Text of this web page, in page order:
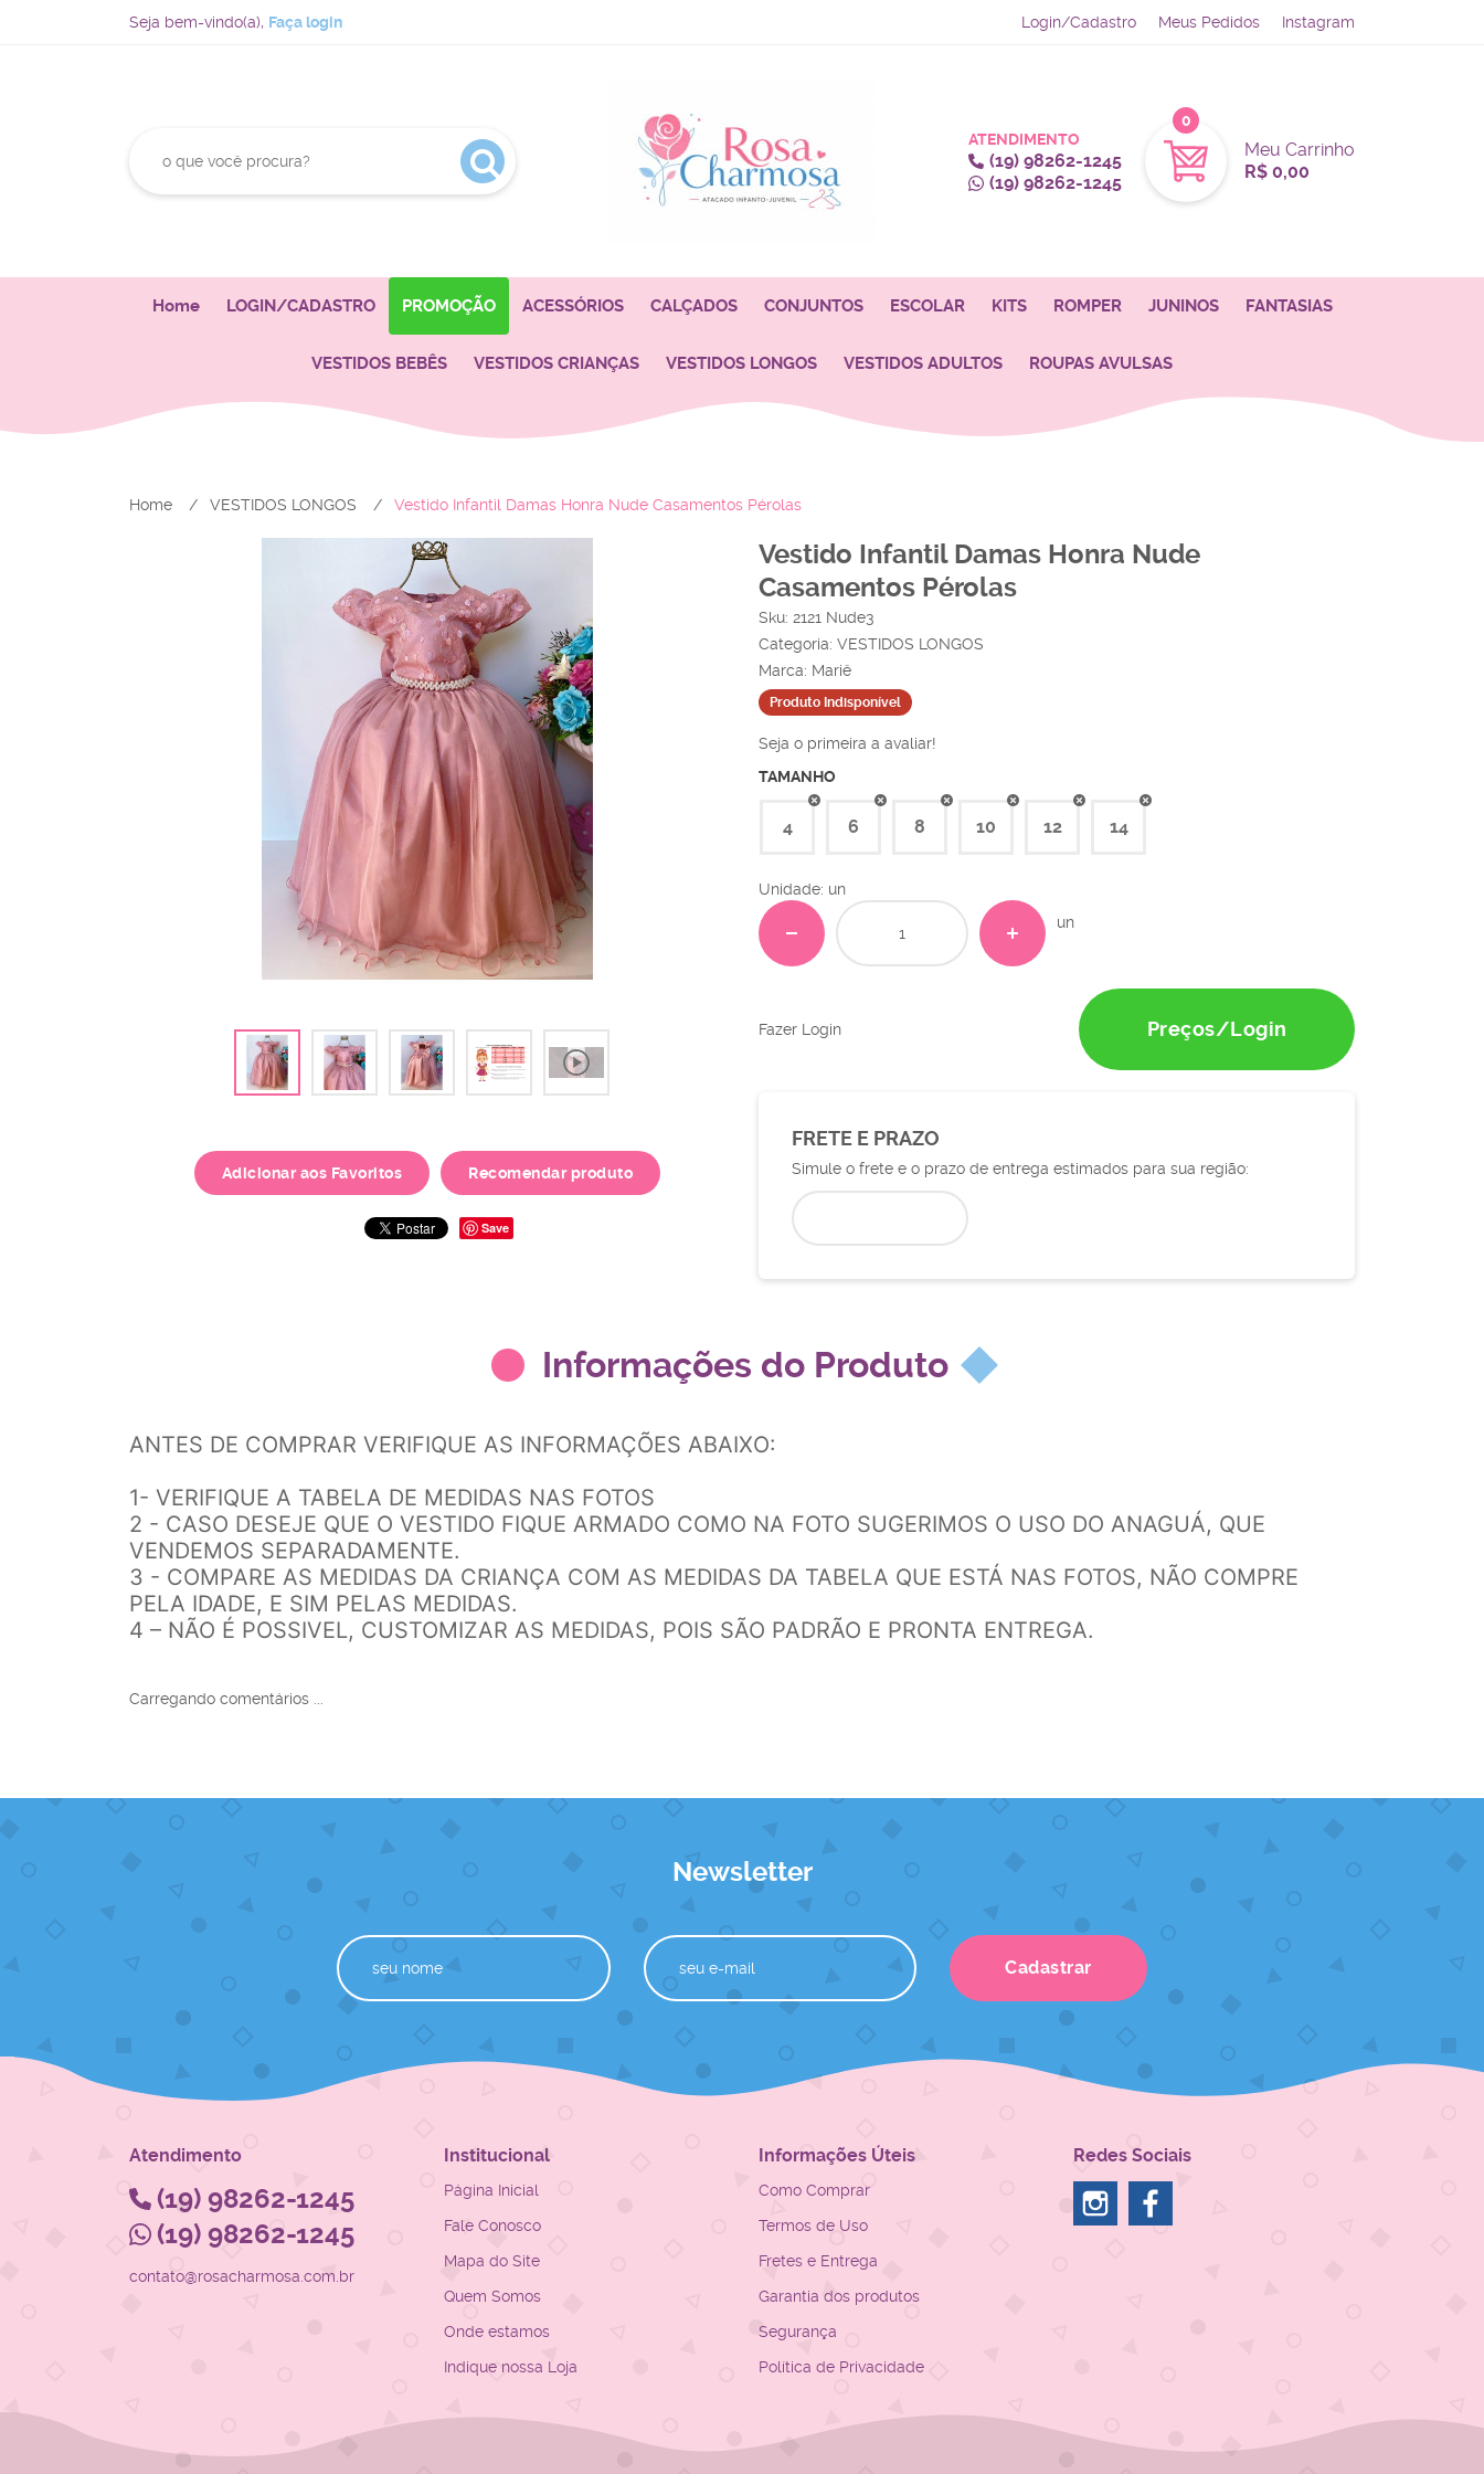
Seja bem-vindo(a), Faça login Login/Cadastro Meus Pedidos Instagram
ATENDIMENTO
(19)98262-1245
(19)98262-1245
Meu Carrinho
0
R$ 0,00
Home LOGIN/CADASTRO PROMOÇÃO ACESSÓRIOS CALÇADOS CONJUNTOS ESCOLAR KITS ROMPER JUNINOS FANTASIAS
VESTIDOS BEBÊS VESTIDOS CRIANÇAS VESTIDOS LONGOS VESTIDOS ADULTOS ROUPAS AVULSAS
Home VESTIDOS LONGOS Vestido Infantil Damas Honra Nude Casamentos Pérolas
Adicionar aos Favoritos Recomendar produto
Save
Vestido Infantil Damas Honra Nude
Casamentos Pérolas
Sku: 2121 Nude3
Categoria: VESTIDOS LONGOS
Marca: Mariê
Produto Indisponível
Seja o primeira a avaliar!
TAMANHO
4 6 8 10 12 14
Unidade: un
un
Fazer Login Preços/Login
FRETE E PRAZO
Simule o frete e o prazo de entrega estimados para sua região:
Informações do Produto
ANTES DE COMPRAR VERIFIQUE AS INFORMAÇÕES ABAIXO:
1- VERIFIQUE A TABELA DE MEDIDAS NAS FOTOS
2 - CASO DESEJE QUE O VESTIDO FIQUE ARMADO COMO NA FOTO SUGERIMOS O USO DO ANAGUÁ, QUE
VENDEMOS SEPARADAMENTE.
3 - COMPARE AS MEDIDAS DA CRIANÇA COM AS MEDIDAS DA TABELA QUE ESTÁ NAS FOTOS, NÃO COMPRE
PELA IDADE, E SIM PELAS MEDIDAS.
4 – NÃO É POSSIVEL, CUSTOMIZAR AS MEDIDAS, POIS SÃO PADRÃO E PRONTA ENTREGA.
Carregando comentários ...
Newsletter
Cadastrar
Atendimento
(19) 98262-1245
(19) 98262-1245
contato@rosacharmosa.com.br
Institucional
Página Inicial
Fale Conosco
Mapa do Site
Quem Somos
Onde estamos
Indique nossa Loja
Informações Úteis
Como Comprar
Termos de Uso
Fretes e Entrega
Garantia dos produtos
Segurança
Política de Privacidade
Redes Sociais